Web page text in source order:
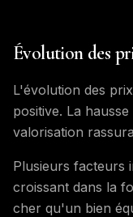
Évolution des
L'évolution des
positive. La
valorisation
Plusieurs facteurs
croissant dans la
cher qu'un bien